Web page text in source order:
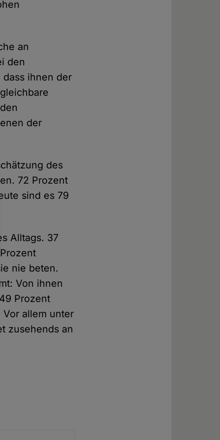
an
den
dass ihnen der
der
des
72 Prozent
sind es 79
Alltags. 37
nie beten.
Von ihnen
Prozent
allem unter
zusehends an